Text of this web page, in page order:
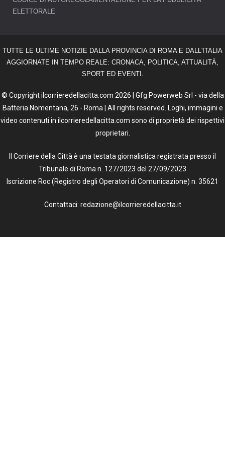
ELETTORALE
TUTTE LE ULTIME NOTIZIE DALLA PROVINCIA DI ROMA E DALL'ITALIA
AGGIORNATE IN TEMPO REALE: CRONACA, POLITICA, ATTUALITÀ,
SPORT ED EVENTI.
© Copyright ilcorrieredellacitta.com 2026 | Gfg Powerweb Srl - via della
Batteria Nomentana, 26 - Roma | All rights reserved. Loghi, immagini e
video contenuti in ilcorrieredellacitta.com sono di proprietà dei rispettivi
proprietari.
Il Corriere della Città è una testata giornalistica registrata presso il
Tribunale di Roma n. 127/2023 del 27/09/2023
Iscrizione Roc (Registro degli Operatori di Comunicazione) n. 35621
Contattaci: redazione@ilcorrieredellacitta.it